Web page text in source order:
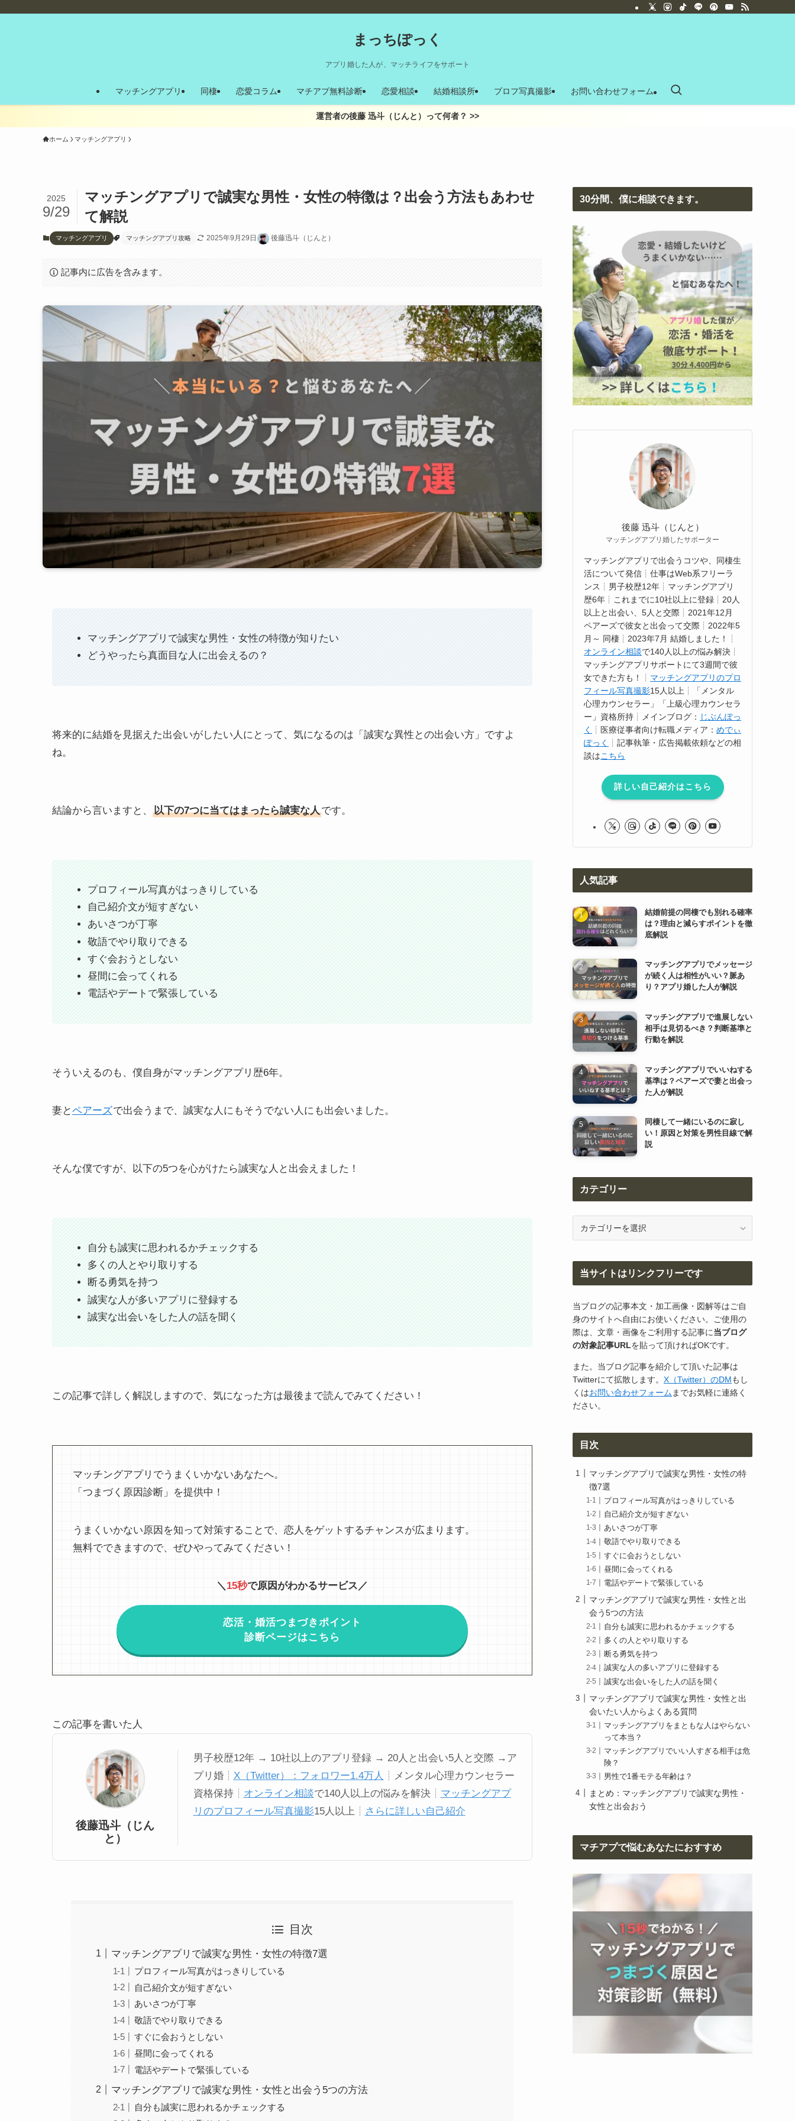
まっちぽっく
アプリ婚した人が、マッチライフをサポート
マッチングアプリ 同棲 恋愛コラム マチアプ無料診断 恋愛相談 結婚相談所 プロフ写真撮影 お問い合わせフォーム
運営者の後藤 迅斗（じんと）って何者？ >>
ホーム マッチングアプリ
マッチングアプリで誠実な男性・女性の特徴は？出会う方法もあわせ
て解説
2025
9/29
マッチングアプリ マッチングアプリ攻略 2025年9月29日 後藤迅斗（じんと）
記事内に広告を含みます。
マッチングアプリで誠実な男性・女性の特徴が知りたい
どうやったら真面目な人に出会えるの？
将来的に結婚を見据えた出会いがしたい人にとって、気になるのは「誠実な異性との出会い方」ですよ
ね。
結論から言いますと、 以下の7つに当てはまったら誠実な人です。
プロフィール写真がはっきりしている
自己紹介文が短すぎない
あいさつが丁寧
敬語でやり取りできる
すぐ会おうとしない
昼間に会ってくれる
電話やデートで緊張している
そういえるのも、僕自身がマッチングアプリ歴6年。
妻とペアーズで出会うまで、誠実な人にもそうでない人にも出会いました。
そんな僕ですが、以下の5つを心がけたら誠実な人と出会えました！
自分も誠実に思われるかチェックする
多くの人とやり取りする
断る勇気を持つ
誠実な人が多いアプリに登録する
誠実な出会いをした人の話を聞く
この記事で詳しく解説しますので、気になった方は最後まで読んでみてください！
マッチングアプリでうまくいかないあなたへ。
「つまづく原因診断」を提供中！
うまくいかない原因を知って対策することで、恋人をゲットするチャンスが広まります。
無料でできますので、ぜひやってみてください！
＼ 15秒で原因がわかるサービス／
恋活・婚活つまづきポイント
診断ページはこちら
この記事を書いた人
後藤迅斗（じん
と）
男子校歴12年 → 10社以上のアプリ登録 → 20人と出会い5人と交際 →ア
プリ婚┊ X（Twitter）：フォロワー1.4万人
┊メンタル心理カウンセラー
資格保持┊ オンライン相談で140人以上の悩みを解決┊ マッチングアプ
リのプロフィール写真撮影15人以上┊ さらに詳しい自己紹介
目次
マッチングアプリで誠実な男性・女性の特徴7選
プロフィール写真がはっきりしている
自己紹介文が短すぎない
あいさつが丁寧
敬語でやり取りできる
すぐに会おうとしない
昼間に会ってくれる
電話やデートで緊張している
マッチングアプリで誠実な男性・女性と出会う5つの方法
自分も誠実に思われるかチェックする
30分間、僕に相談できます。
後藤 迅斗（じんと）
マッチングアプリ婚したサポーター
マッチングアプリで出会うコツや、同棲生
活について発信┊仕事はWeb系フリーラ
ンス┊男子校歴12年┊マッチングアプリ
歴6年┊︎これまでに10社以上に登録┊20人
以上と出会い、5人と交際┊2021年12月
ペアーズで彼女と出会って交際┊2022年5
月～ 同棲┊2023年7月 結婚しました！┊
オンライン相談で140人以上の悩み解決┊︎
マッチングアプリサポートにて3週間で彼
女できた方も！┊︎ マッチングアプリのプロ
フィール写真撮影15人以上┊︎「メンタル
心理カウンセラー」「上級心理カウンセラ
ー」資格所持┊︎メインブログ： じぶんぽっ
く
┊医療従事者向け転職メディア： めでぃ
ぽっく
┊記事執筆・広告掲載依頼などの相
談はこちら
詳しい自己紹介はこちら
人気記事
結婚前提の同棲でも別れる確率
は？理由と減らすポイントを徹
底解説
マッチングアプリでメッセージ
が続く人は相性がいい？脈あ
り？アプリ婚した人が解説
マッチングアプリで進展しない
相手は見切るべき？判断基準と
行動を解説
マッチングアプリでいいねする
基準は？ペアーズで妻と出会っ
た人が解説
同棲して一緒にいるのに寂し
い！原因と対策を男性目線で解
説
カテゴリー
リ
当サイトはリンクフリーです
当ブログの記事本文・加工画像・図解等はご自
身のサイトへ自由にお使いください。ご使用の
際は、文章・画像をご利用する記事に当ブログ
の対象記事URLを貼って頂ければOKです。
また。当ブログ記事を紹介して頂いた記事は
Twitterにて拡散します。 X（Twitter）のDMもし
くはお問い合わせフォーム までお気軽に連絡く
ださい。
目次
マッチングアプリで誠実な男性・女性の特
徴7選
プロフィール写真がはっきりしている
自己紹介文が短すぎない
あいさつが丁寧
敬語でやり取りできる
すぐに会おうとしない
昼間に会ってくれる
電話やデートで緊張している
マッチングアプリで誠実な男性・女性と出
会う5つの方法
自分も誠実に思われるかチェックする
多くの人とやり取りする
断る勇気を持つ
誠実な人の多いアプリに登録する
誠実な出会いをした人の話を聞く
マッチングアプリで誠実な男性・女性と出
会いたい人からよくある質問
マッチングアプリをまともな人はやらない
って本当？
マッチングアプリでいい人すぎる相手は危
険？
男性で1番モテる年齢は？
まとめ：マッチングアプリで誠実な男性・
女性と出会おう
マチアプで悩むあなたにおすすめ